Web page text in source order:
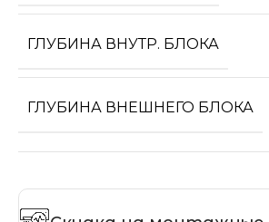
ГЛУБИНА ВНУТР. БЛОКА
ГЛУБИНА ВНЕШНЕГО БЛОКА